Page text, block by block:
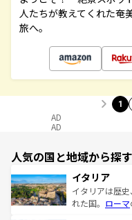
人たちが教えてくれた奄
旅へ。
1
AD
AD
人気の国と地域から探す
イタリア
イタリアは歴
れた国。 ローマ